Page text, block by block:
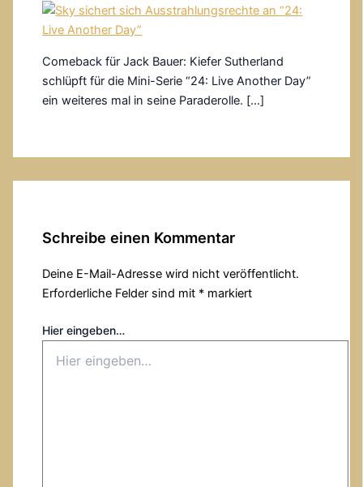
Comeback für Jack Bauer: Kiefer Sutherland
schlüpft für die Mini-Serie “24: Live Another Day”
ein weiteres mal in seine Paraderolle. […]
Schreibe einen Kommentar
Deine E-Mail-Adresse wird nicht veröffentlicht.
Erforderliche Felder sind mit * markiert
Hier eingeben…